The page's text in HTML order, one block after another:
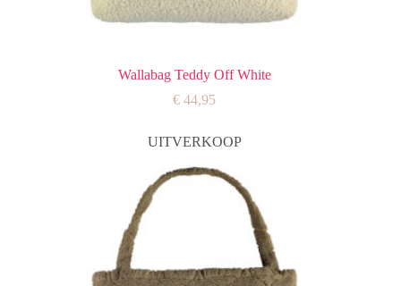
Wallabag Teddy Off White
€ 44,95
UITVERKOOP